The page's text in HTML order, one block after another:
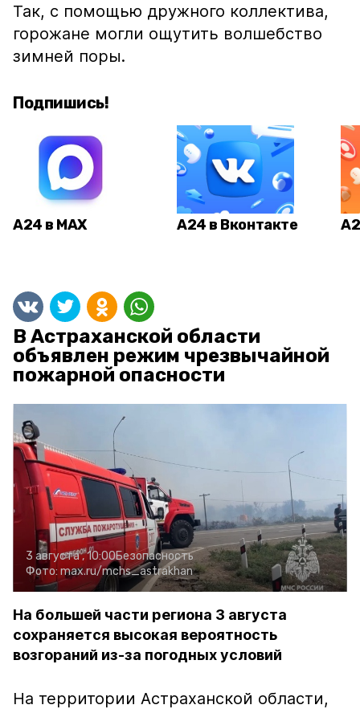
Так, с помощью дружного коллектива,
горожане могли ощутить волшебство
зимней поры.
Подпишись!
А24 в MAX А24 в Вконтакте
В Астраханской области
объявлен режим чрезвычайной
пожарной опасности
3 августа , 10:00Безопасность
Фото: max.ru/mchs_astrakhan
На большей части региона 3 августа
сохраняется высокая вероятность
возгораний из-за погодных условий
На территории Астраханской области,